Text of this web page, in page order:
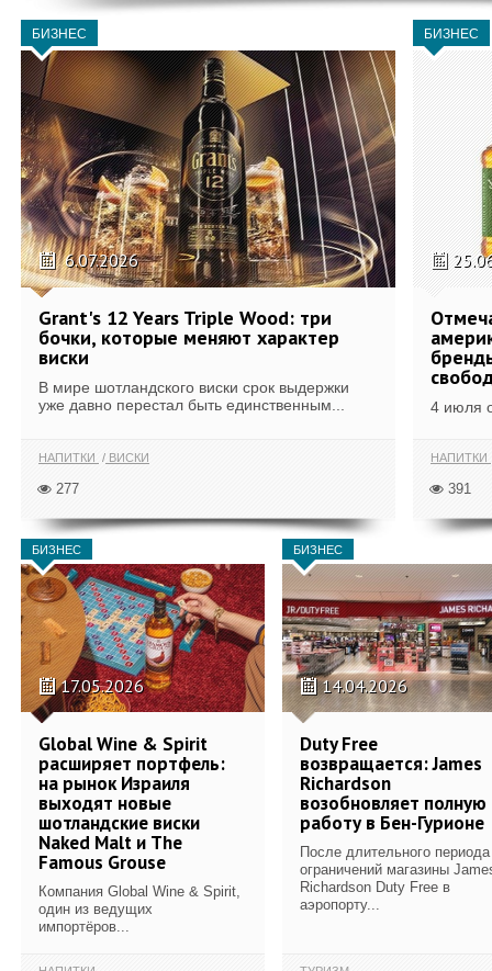
БИЗНЕС
6.07.2026
Grant's 12 Years Triple Wood: три
бочки, которые меняют характер
виски
В мире шотландского виски срок выдержки
уже давно перестал быть единственным...
НАПИТКИ ВИСКИ
277
БИЗНЕС
4 июля
НАПИТКИ
391
БИЗНЕС
17.05.2026
Global Wine & Spirit
расширяет портфель:
на рынок Израиля
выходят новые
шотландские виски
Naked Malt и The
Famous Grouse
Компания Global Wine & Spirit,
один из ведущих
импортёров...
БИЗНЕС
14.04.2026
Duty Free
возвращается: James
Richardson
возобновляет полную
работу в Бен-Гурионе
После длительного периода
ограничений магазины
Richardson Duty Free в
аэропорту...